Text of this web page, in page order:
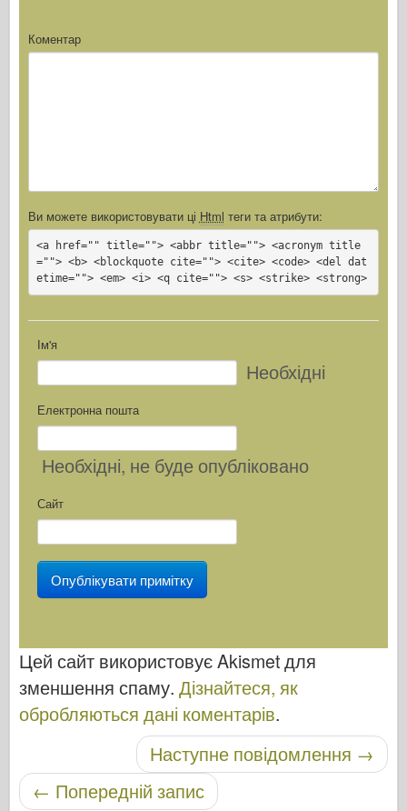
Коментар
Ви можете використовувати ці Html теги та атрибути:
<a href="" title=""> <abbr title=""> <acronym title
=""> <b> <blockquote cite=""> <cite> <code> <del dat
etime=""> <em> <i> <q cite=""> <s> <strike> <strong>
Ім'я
Необхідні
Електронна пошта
Необхідні, не буде опубліковано
Сайт
Цей сайт використовує Akismet для
зменшення спаму. Дізнайтеся, як
обробляються дані коментарів.
Навігація по постуНаступне повідомлення →
← Попередній запис